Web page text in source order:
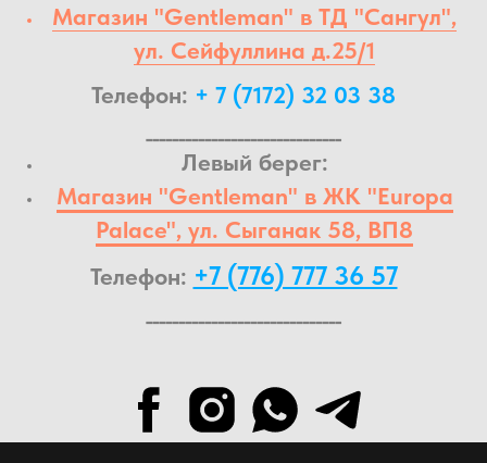
Магазин "Gentleman" в ТД "Сангул",
ул. Сейфуллина д.25/1
Телефон: + 7 (7172) 32 03 38
Левый берег:
Магазин "Gentleman" в ЖК "Europa
Palace", ул. Сыганак 58, ВП8
Телефон: +7 (776) 777 36 57